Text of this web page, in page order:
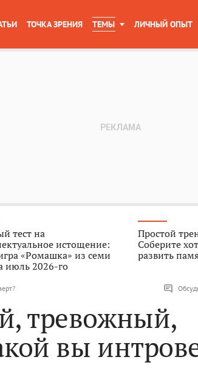
ТОЧКА ЗРЕНИЯ ТЕМЫ ЛИЧНЫЙ ОПЫТ
тест на
истощение:
«Ромашка» из семи
июль 2026-го
Простой
Соберите
развить
тревожный,
вы